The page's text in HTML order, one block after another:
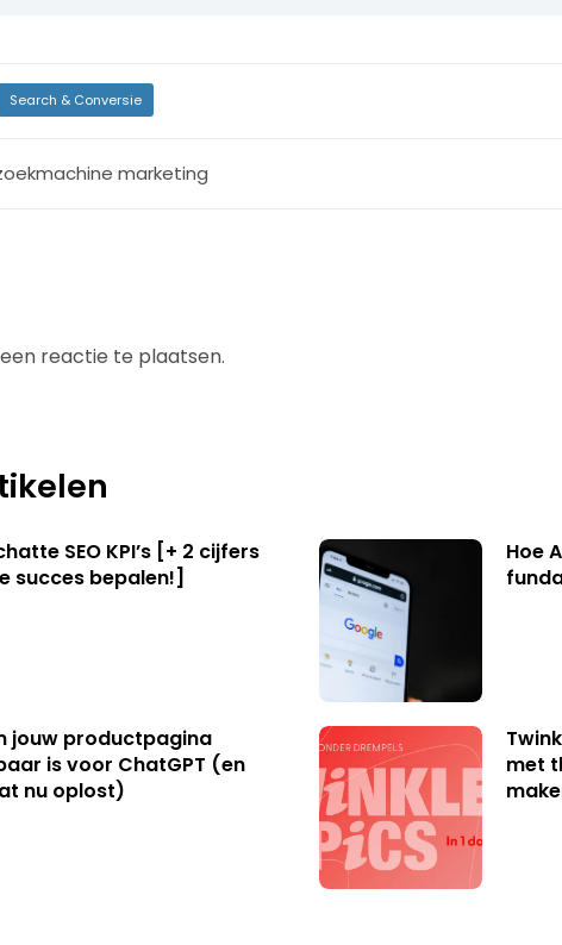
Search & Conversie
marketing
reactie te plaatsen.
SEO KPI’s [+ 2 cijfers
succes bepalen!]
Hoe
jouw productpagina
is voor ChatGPT (en
nu oplost)
met